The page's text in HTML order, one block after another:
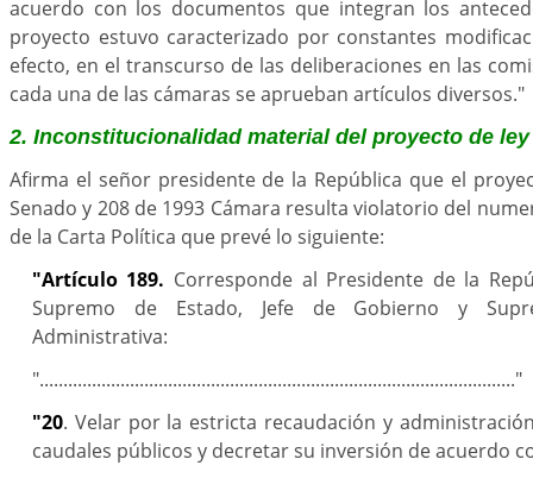
acuerdo con los documentos que integran los
proyecto estuvo caracterizado por constantes
efecto, en el transcurso de las deliberaciones en las
cada una de las cámaras se aprueban artículos diversos."
2. Inconstitucionalidad material del proyecto de ley
Afirma el señor presidente de la República que el
Senado y 208 de 1993 Cámara resulta violatorio del
de la Carta Política que prevé lo siguiente:
"Artículo 189. Corresponde al Presidente de la
Supremo de Estado, Jefe de Gobierno y
Administrativa:
"...................................................................................................."
"20. Velar por la estricta recaudación y
caudales públicos y decretar su inversión de acuerdo